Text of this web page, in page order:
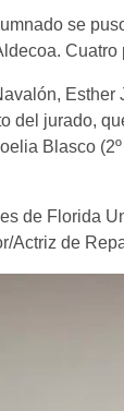
se
del jurado,
Blasco
de Florida
Actriz de